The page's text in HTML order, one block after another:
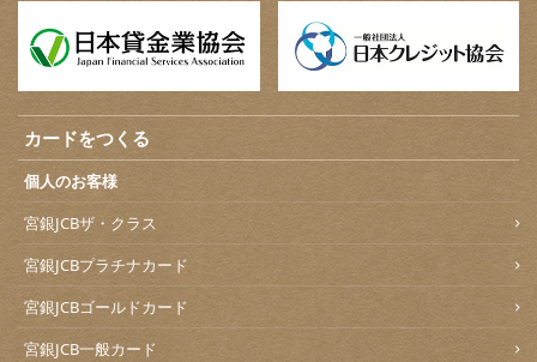
カードをつくる
個人のお客様
宮銀JCBザ・クラス
宮銀JCBプラチナカード
宮銀JCBゴールドカード
宮銀JCB一般カード